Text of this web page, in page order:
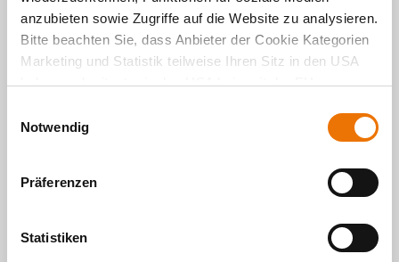
anzubieten sowie Zugriffe auf die Website zu analysieren.
Bitte beachten Sie, dass Anbieter der Cookie Kategorien
Marketing und Statistik teilweise Ihren Sitz in den USA
haben und mitunter in den USA kein mit der EU
gewährleistet werden kann. Für weitere Informationen
“. Das Impressum finden Siehier.
Notwendig
Präferenzen
Statistiken
Wohnen
Neues Jahr, neues Baufeld: Haus
02. 02. 2018 von Michael Divé
Quartier 52° Nord
gut: Jetzt beginnen die Arbeiten am sogenannte